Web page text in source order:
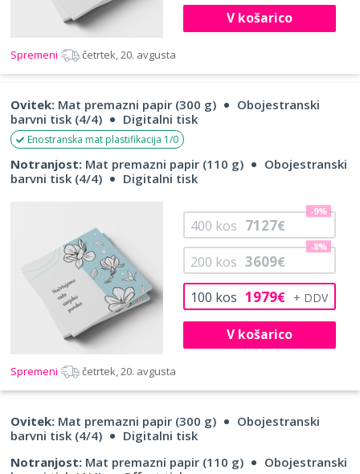
V košarico
Spremeni četrtek, 20. avgusta
Ovitek: Mat premazni papir (300 g)
Obojestranski
barvni tisk (4/4)
Digitalni tisk
Enostranska mat plastifikacija 1/0
Notranjost: Mat premazni papir (110 g)
Obojestranski
barvni tisk (4/4)
Digitalni tisk
100 kos 1979€
200 kos 3609€
-8%
400 kos 7127€
-9%
V košarico
Spremeni četrtek, 20. avgusta
Ovitek: Mat premazni papir (300 g)
Obojestranski
barvni tisk (4/4)
Digitalni tisk
Notranjost: Mat premazni papir (110 g)
Obojestranski